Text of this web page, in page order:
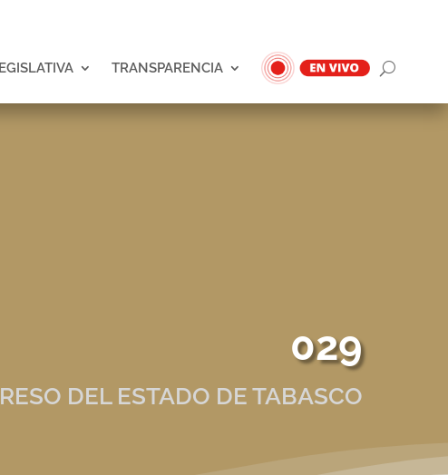
TRANSPARENCIA
029
DEL ESTADO DE TABASCO